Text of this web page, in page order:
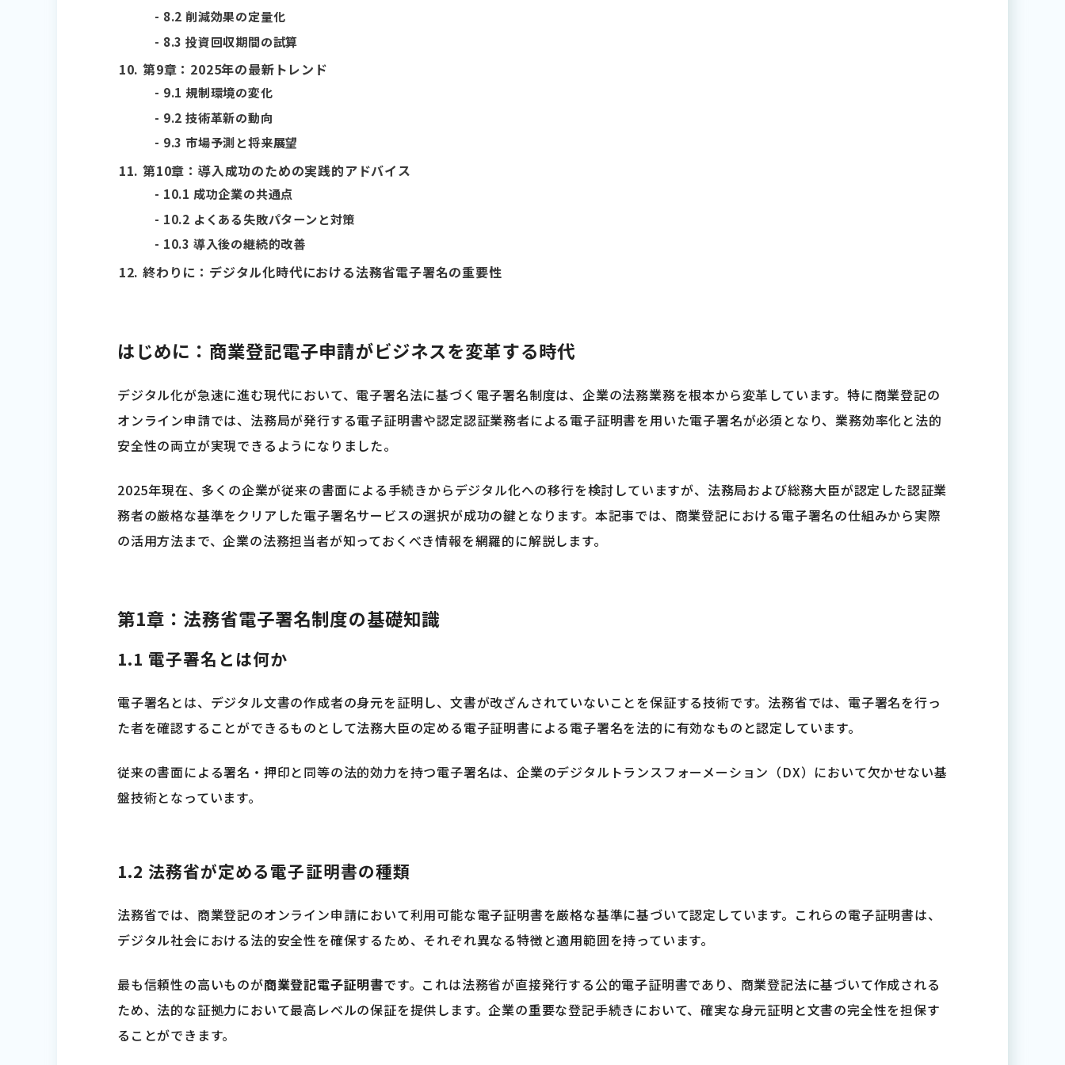
8.2 削減効果の定量化
8.3 投資回収期間の試算
第9章：2025年の最新トレンド
9.1 規制環境の変化
9.2 技術革新の動向
9.3 市場予測と将来展望
第10章：導入成功のための実践的アドバイス
10.1 成功企業の共通点
10.2 よくある失敗パターンと対策
10.3 導入後の継続的改善
終わりに：デジタル化時代における法務省電子署名の重要性
はじめに：商業登記電子申請がビジネスを変革する時代
デジタル化が急速に進む現代において、電子署名法に基づく電子署名制度は、企業の法務業務を根本から変革しています。特に商業登記の
オンライン申請では、法務局が発行する電子証明書や認定認証業務者による電子証明書を用いた電子署名が必須となり、業務効率化と法的
安全性の両立が実現できるようになりました。
2025年現在、多くの企業が従来の書面による手続きからデジタル化への移行を検討していますが、法務局および総務大臣が認定した認証業
務者の厳格な基準をクリアした電子署名サービスの選択が成功の鍵となります。本記事では、商業登記における電子署名の仕組みから実際
の活用方法まで、企業の法務担当者が知っておくべき情報を網羅的に解説します。
第1章：法務省電子署名制度の基礎知識
1.1 電子署名とは何か
電子署名とは、デジタル文書の作成者の身元を証明し、文書が改ざんされていないことを保証する技術です。法務省では、電子署名を行っ
た者を確認することができるものとして法務大臣の定める電子証明書による電子署名を法的に有効なものと認定しています。
従来の書面による署名・押印と同等の法的効力を持つ電子署名は、企業のデジタルトランスフォーメーション（DX）において欠かせない基
盤技術となっています。
1.2 法務省が定める電子証明書の種類
法務省では、商業登記のオンライン申請において利用可能な電子証明書を厳格な基準に基づいて認定しています。これらの電子証明書は、
デジタル社会における法的安全性を確保するため、それぞれ異なる特徴と適用範囲を持っています。
最も信頼性の高いものが商業登記電子証明書です。これは法務省が直接発行する公的電子証明書であり、商業登記法に基づいて作成される
ため、法的な証拠力において最高レベルの保証を提供します。企業の重要な登記手続きにおいて、確実な身元証明と文書の完全性を担保す
ることができます。